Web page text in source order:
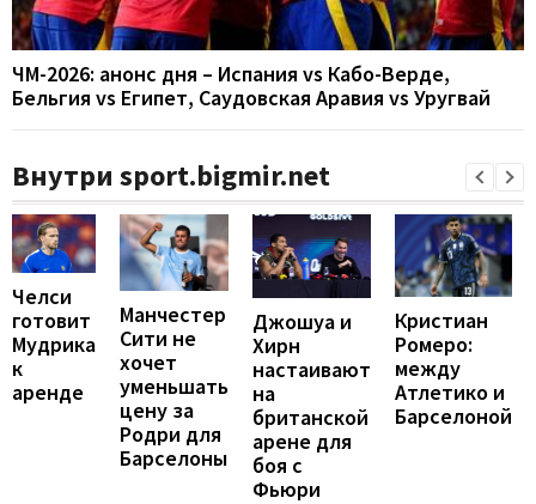
ЧМ-2026: анонс дня – Испания vs Кабо-Верде,
Бельгия vs Египет, Саудовская Аравия vs Уругвай
Внутри sport.bigmir.net
Челси
готовит
Мудрика
к
аренде
Манчестер
Сити не
хочет
уменьшать
цену за
Родри для
Барселоны
Джошуа и
Хирн
настаивают
на
британской
арене для
боя с
Фьюри
Кристиан
Ромеро:
между
Атлетико и
Барселоной